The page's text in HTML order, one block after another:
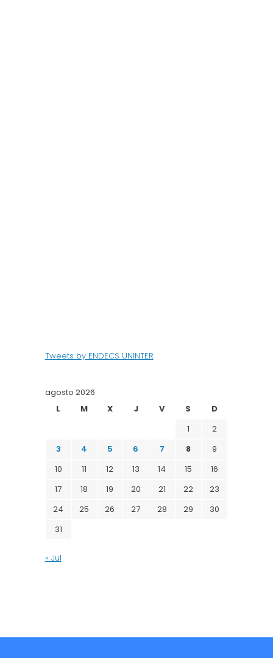
Tweets by ENDECS UNINTER
agosto 2026
L
M X J V S
D
1
2
3
4 5 6 7 8
9
10
11 12 13 14 15
16
17
18 19 20 21 22
23
24
25 26 27 28 29
30
31
« Jul